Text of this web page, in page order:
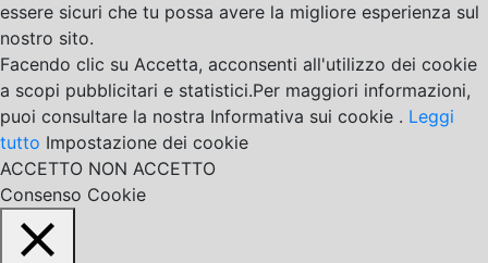
essere sicuri che tu possa avere la migliore esperienza sul
nostro sito.
Facendo clic su Accetta, acconsenti all'utilizzo dei cookie
a scopi pubblicitari e statistici.Per maggiori informazioni,
puoi consultare la nostra Informativa sui cookie . Leggi
tutto Impostazione dei cookie
ACCETTO NON ACCETTO
Consenso Cookie